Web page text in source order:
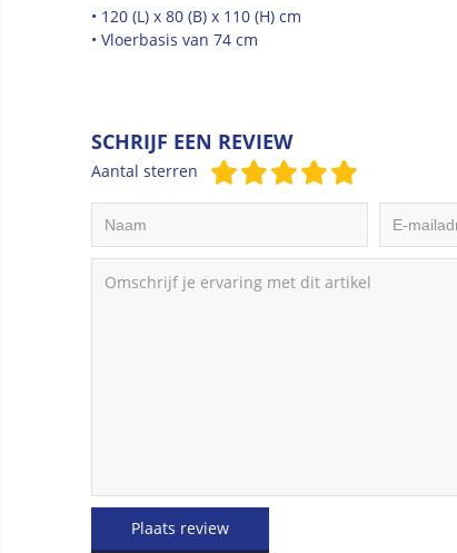
• 120 (L) x 80 (B) x 110 (H) cm
• Vloerbasis van 74 cm
SCHRIJF EEN REVIEW
Aantal sterren
Plaats review